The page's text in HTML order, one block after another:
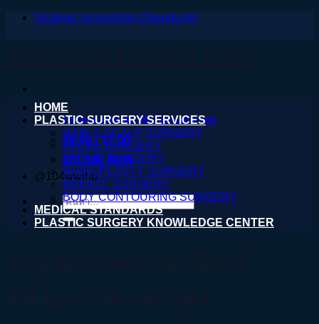
ข้าม
Strategic Acquisition Opportunity
nareeratsale936@gmail.com
08:00 - 17:00
061 590 6036
@104wwihb
ค้นหา:
HOME
PLASTIC SURGERY SERVICES
HAIR & SCALP SURGERY
FACIAL SURGERY
EYELID SURGERY
RHINOPLASTY SURGERY
BREAST SURGERY
BODY CONTOURING SURGERY
MEDICAL STANDARDS
PLASTIC SURGERY KNOWLEDGE CENTER